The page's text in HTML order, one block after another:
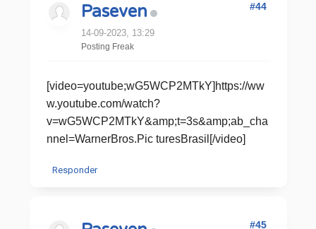
Paseven
14-09-2023, 13:29
Posting Freak
#44
[video=youtube;wG5WCP2MTkY]https://ww
w.youtube.com/watch?
v=wG5WCP2MTkY&amp;t=3s&amp;ab_cha
nnel=WarnerBros.Pic turesBrasil[/video]
Responder
#45